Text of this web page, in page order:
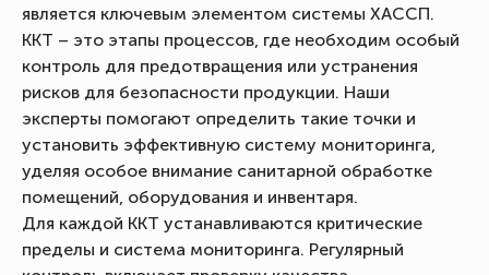
является ключевым элементом системы ХАССП.
ККТ – это этапы процессов, где необходим особый
контроль для предотвращения или устранения
рисков для безопасности продукции. Наши
эксперты помогают определить такие точки и
установить эффективную систему мониторинга,
уделяя особое внимание санитарной обработке
помещений, оборудования и инвентаря.
Для каждой ККТ устанавливаются критические
пределы и система мониторинга. Регулярный